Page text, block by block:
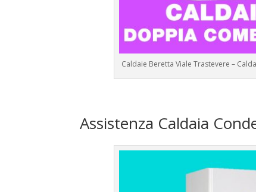
Caldaie Beretta Viale Trastevere –
Assistenza Caldaia